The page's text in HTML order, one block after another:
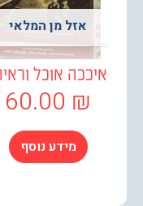
אזל מן המלאי
אוכל וראיתי
60.00
מידע נוסף